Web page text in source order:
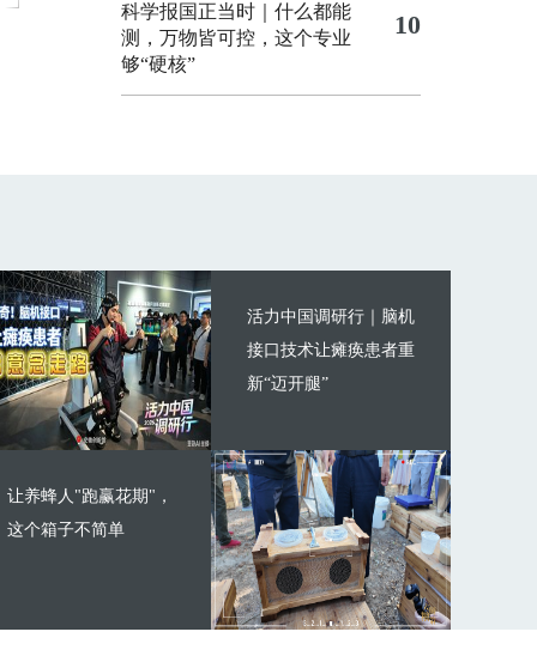
科学报国正当时｜什么都能
测，万物皆可控，这个专业
够“硬核”
10
活力中国调研行｜脑机
接口技术让瘫痪患者重
新“迈开腿”
让养蜂人"跑赢花期"，
这个箱子不简单